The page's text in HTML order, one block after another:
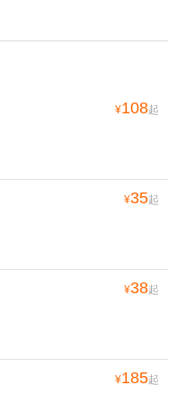
¥108起
¥35起
¥38起
¥185起